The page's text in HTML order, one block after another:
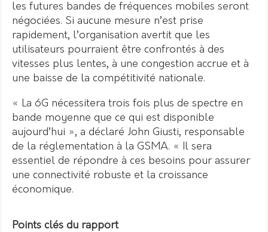
les futures bandes de fréquences mobiles seront
négociées. Si aucune mesure n’est prise
rapidement, l’organisation avertit que les
utilisateurs pourraient être confrontés à des
vitesses plus lentes, à une congestion accrue et à
une baisse de la compétitivité nationale.
« La 6G nécessitera trois fois plus de spectre en
bande moyenne que ce qui est disponible
aujourd’hui », a déclaré John Giusti, responsable
de la réglementation à la GSMA. « Il sera
essentiel de répondre à ces besoins pour assurer
une connectivité robuste et la croissance
économique.
Points clés du rapport